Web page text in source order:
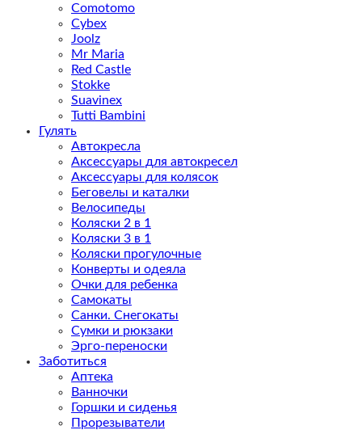
Comotomo
Cybex
Joolz
Mr Maria
Red Castle
Stokke
Suavinex
Tutti Bambini
Гулять
Автокресла
Аксессуары для автокресел
Аксессуары для колясок
Беговелы и каталки
Велосипеды
Коляски 2 в 1
Коляски 3 в 1
Коляски прогулочные
Конверты и одеяла
Очки для ребенка
Самокаты
Санки. Снегокаты
Сумки и рюкзаки
Эрго-переноски
Заботиться
Аптека
Ванночки
Горшки и сиденья
Прорезыватели